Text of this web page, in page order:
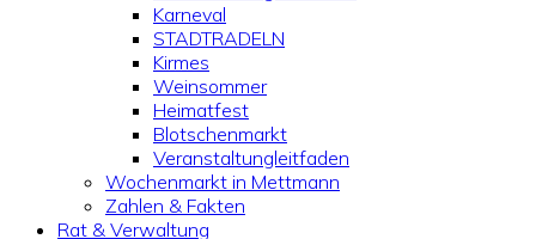
Karneval
STADTRADELN
Kirmes
Weinsommer
Heimatfest
Blotschenmarkt
Veranstaltungleitfaden
Wochenmarkt in Mettmann
Zahlen & Fakten
Rat & Verwaltung